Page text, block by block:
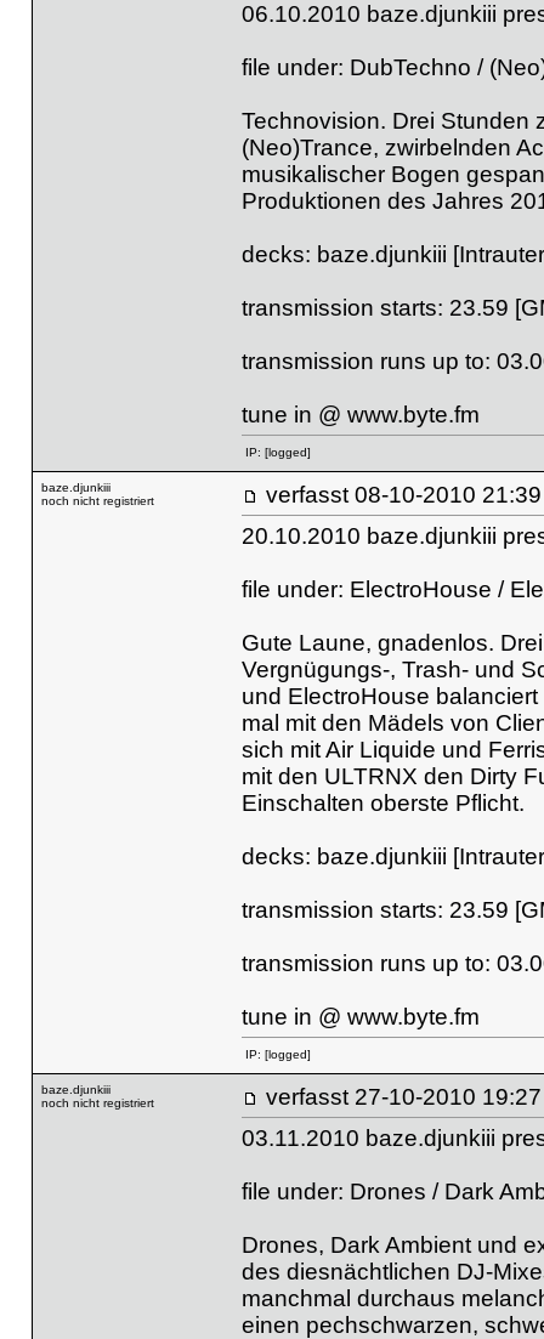
06.10.2010 baze.djunkiii
file under: DubTechno /
Technovision. Drei Stunden
(Neo)Trance, zwirbelnden
musikalischer Bogen
Produktionen des Jahres
decks: baze.djunkiii
transmission starts: 23.59
transmission runs up to:
tune in @ www.byte.fm
IP: [logged]
baze.djunkiii
noch nicht registriert
verfasst 08-10-2010
20.10.2010 baze.djunkiii
file under: ElectroHouse /
Gute Laune, gnadenlos.
Vergnügungs-, Trash- und
und ElectroHouse
mal mit den Mädels von
sich mit Air Liquide und
mit den ULTRNX den Dirty
Einschalten oberste Pflicht.
decks: baze.djunkiii
transmission starts: 23.59
transmission runs up to:
tune in @ www.byte.fm
IP: [logged]
baze.djunkiii
noch nicht registriert
verfasst 27-10-2010
03.11.2010 baze.djunkiii
file under: Drones / Dark
Drones, Dark Ambient und
des diesnächtlichen DJ-
manchmal durchaus
einen pechschwarzen,